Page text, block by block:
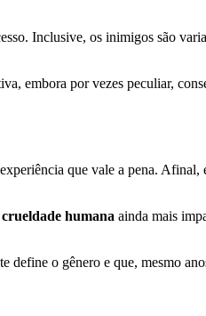
Inclusive, os inimigos são
embora por vezes peculiar,
que vale a pena. Afinal,
humana ainda mais
define o gênero e que, mesmo